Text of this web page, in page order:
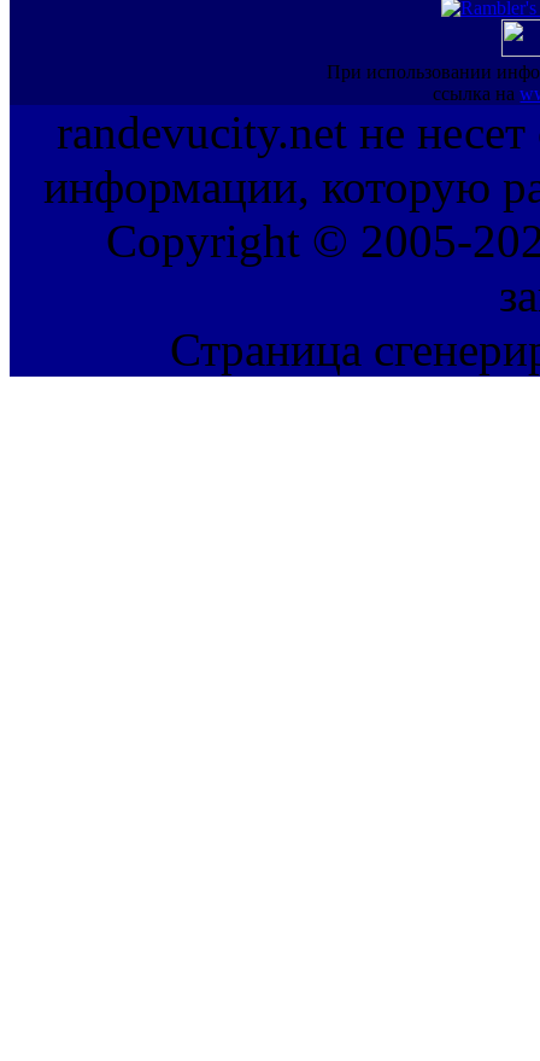
При использовании
ссылка на
randevucity.net не несет
информации, которую
Copyright © 2005-
Страница